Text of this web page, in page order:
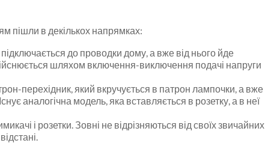
пішли в декількох напрямках:
до проводки дому, а вже від нього йде
шляхом включення-виключення подачі напруги
перехідник, який вкручується в патрон лампочки, а вже
аналогічна модель, яка вставляється в розетку, а в неї
і розетки. Зовні не відрізняються від своїх звичайних